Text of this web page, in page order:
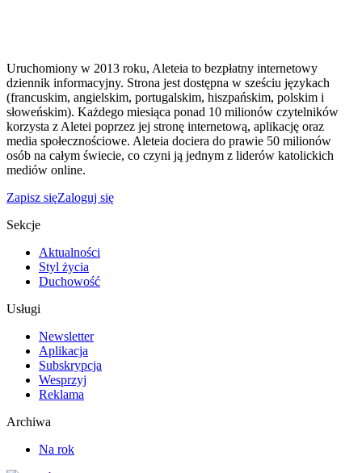
Uruchomiony w 2013 roku, Aleteia to bezpłatny internetowy
dziennik informacyjny. Strona jest dostępna w sześciu językach
(francuskim, angielskim, portugalskim, hiszpańskim, polskim i
słoweńskim). Każdego miesiąca ponad 10 milionów czytelników
korzysta z Aletei poprzez jej stronę internetową, aplikację oraz
media społecznościowe. Aleteia dociera do prawie 50 milionów
osób na całym świecie, co czyni ją jednym z liderów katolickich
mediów online.
Zapisz sięZaloguj się
Sekcje
Aktualności
Styl życia
Duchowość
Usługi
Newsletter
Aplikacja
Subskrypcja
Wesprzyj
Reklama
Archiwa
Na rok